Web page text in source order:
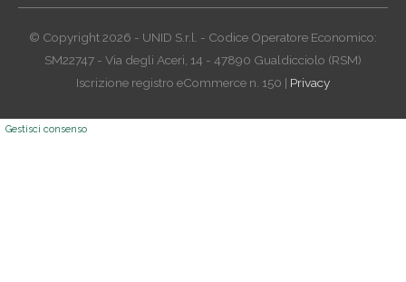
© Copyright 2026 - UNID S.r.l. - Codice Operatore Economico:
SM22747 - Via degli Aceri, 14 - 47890 Gualdicciolo (RSM)
Iscrizione registro eCommerce n. 150 | Privacy
Gestisci consenso